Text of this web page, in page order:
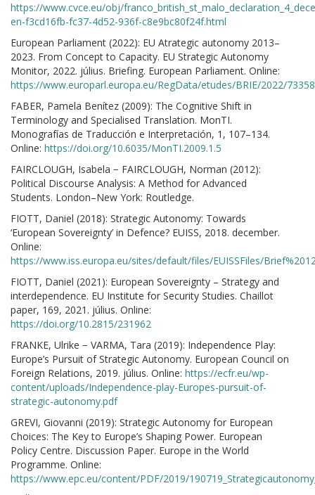
https://www.cvce.eu/obj/
en-f3cd16fb-fc37-4d52-936f-c8e9bc80f24f.html
European Parliament (2022): EU Atrategic autonomy 2013–
2023. From Concept to Capacity. EU Strategic Autonomy
Monitor, 2022. július. Briefing. European Parliament. Online:
https://www.europarl.europa.eu/RegData/etudes/BRIE/2022/
FABER, Pamela Benítez (2009): The Cognitive Shift in
Terminology and Specialised Translation. MonTI.
Monografías de Traducción e Interpretación, 1, 107–134.
Online: https://doi.org/10.6035/MonTI.2009.1.5
FAIRCLOUGH, Isabela − FAIRCLOUGH, Norman (2012):
Political Discourse Analysis: A Method for Advanced
Students. London–New York: Routledge.
FIOTT, Daniel (2018): Strategic Autonomy: Towards
‘European Sovereignty’ in Defence? EUISS, 2018. december.
Online:
https://www.iss.europa.eu/sites/default/files/EUISSFiles/
FIOTT, Daniel (2021): European Sovereignty – Strategy and
interdependence. EU Institute for Security Studies. Chaillot
paper, 169, 2021. július. Online:
https://doi.org/10.2815/231962
FRANKE, Ulrike − VARMA, Tara (2019): Independence Play:
Europe’s Pursuit of Strategic Autonomy. European Council on
Foreign Relations, 2019. július. Online: https://ecfr.eu/wp-
content/uploads/Independence-play-Europes-pursuit-of-
strategic-autonomy.pdf
GREVI, Giovanni (2019): Strategic Autonomy for European
Choices: The Key to Europe’s Shaping Power. European
Policy Centre. Discussion Paper. Europe in the World
Programme. Online:
https://www.epc.eu/content/PDF/2019/